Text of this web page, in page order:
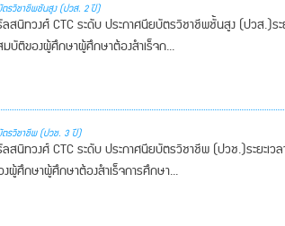
รวิชาชีพชั้นสูง (ปวส. 2 ปี)
ลสนิทวงศ์ CTC ระดับ ประกาศนียบัตรวิชาชีพชั้นสูง (ปวส.)
ติของผู้ศึกษาผู้ศึกษาต้องสำเร็จก...
ตรวิชาชีพ (ปวช. 3 ปี)
ลสนิทวงศ์ CTC ระดับ ประกาศนียบัตรวิชาชีพ (ปวช.)ระยะ
ศึกษาผู้ศึกษาต้องสำเร็จการศึกษา...